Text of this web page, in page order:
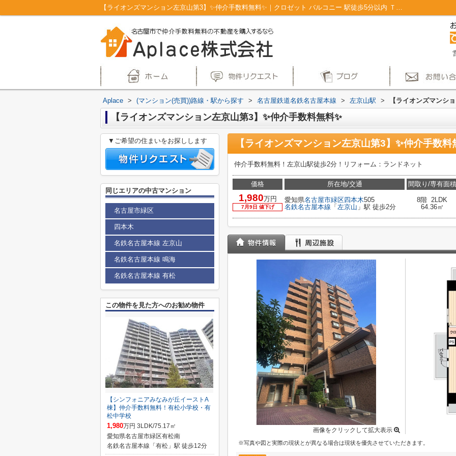
【ライオンズマンション左京山第3】✨️仲介手数料無料✨️｜クロゼット バルコニー 駅徒歩5分以内 ＴＶモニタ付インターホン エレベーター｜仲介手数料無料！名古屋市で新築戸建てを探すならAplace
Aplace > (マンション(売買))路線・駅から探す > 名古屋鉄道名鉄名古屋本線 > 左京山駅 > 【ライオンズマンシ
【ライオンズマンション左京山第3】✨️仲介手数料無料✨️
【ライオンズマンション左京山第3】✨️仲介手数料
仲介手数料無料！左京山駅徒歩2分！リフォーム：ランドネット
価格
1,980万円
7月9日 値下げ
所在地/交通
愛知県名古屋市緑区四本木505
名鉄名古屋本線 「 左京山 」駅 徒歩2分
間取り/専有面積
8階 2LDK
64.36㎡
画像をクリックして拡大表示
※写真や図と実際の現状とが異なる場合は現状を優先させていただきます。
▼ご希望の住まいをお探しします
同じエリアの中古マンション
名古屋市緑区
四本木
名鉄名古屋本線 左京山
名鉄名古屋本線 鳴海
名鉄名古屋本線 有松
この物件を見た方へのお勧め物件
【シンフォニアみなみが丘イーストA
棟】仲介手数料無料！有松小学校・有
松中学校
1,980万円 3LDK/75.17㎡
愛知県名古屋市緑区有松南
名鉄名古屋本線「有松」駅 徒歩12分